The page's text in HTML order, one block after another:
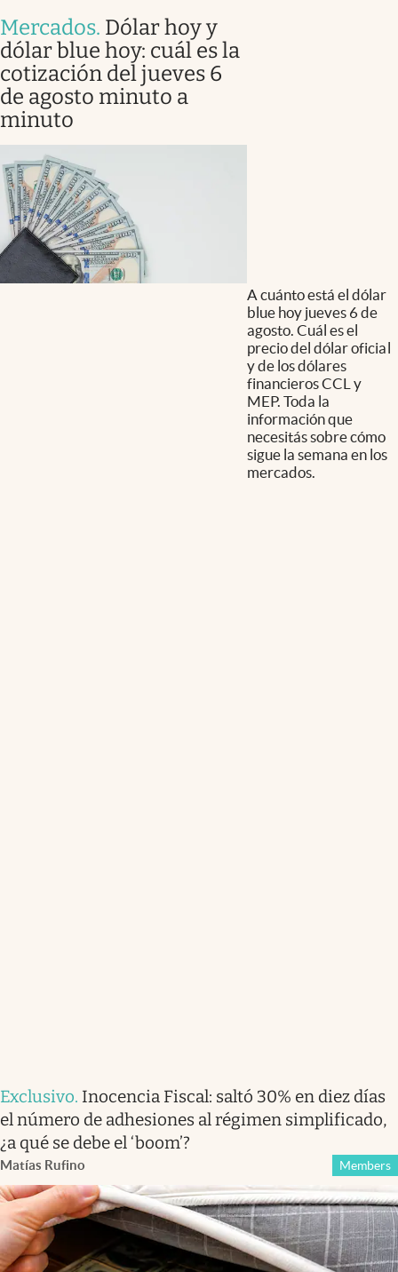
Mercados. Dólar hoy y
dólar blue hoy: cuál es la
cotización del jueves 6
de agosto minuto a
minuto
A cuánto está el dólar
blue hoy jueves 6 de
agosto. Cuál es el
precio del dólar oficial
y de los dólares
financieros CCL y
MEP. Toda la
información que
necesitás sobre cómo
sigue la semana en los
mercados.
Exclusivo. Inocencia Fiscal: saltó 30% en diez días
el número de adhesiones al régimen simplificado,
¿a qué se debe el ‘boom’?
Matías Rufino Members